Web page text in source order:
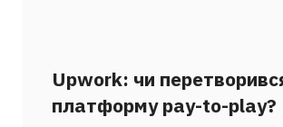
Upwork: чи
платформу pay-to-play?